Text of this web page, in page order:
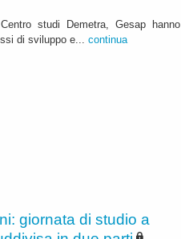
studi Demetra, Gesap hanno
di sviluppo e... continua
giornata di studio a